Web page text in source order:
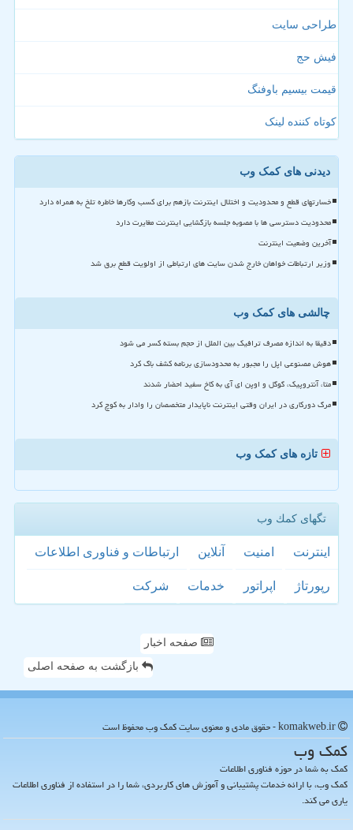
طراحی سایت
فیش حج
قیمت بیسیم باوفنگ
کوتاه کننده لینک
دیدنی های کمک وب
خسارتهای قطع و محدودیت و اختلال اینترنت بازهم برای کسب وکارها خاطره تلخ به همراه دارد
محدودیت دسترسی ها با مصوبه جلسه بازگشایی اینترنت مغایرت دارد
آخرین وضعیت اینترنت
وزیر ارتباطات خواهان خارج شدن سایت های ارتباطی از اولویت قطع برق شد
چالشی های کمک وب
دقیقا به اندازه مصرف ترافیک بین الملل از حجم بسته کسر می شود
هوش مصنوعی اپل را مجبور به محدودسازی برنامه کشف باگ کرد
متا، آنتروپیک، گوگل و اوپن ای آی به کاخ سفید احضار شدند
مرگ دورکاری در ایران وقتی اینترنت ناپایدار متخصصان را وادار به کوچ کرد
تازه های کمک وب
تگهای كمك وب
اینترنت امنیت آنلاین ارتباطات و فناوری اطلاعات
رپورتاژ اپراتور خدمات شركت
صفحه اخبار
بازگشت به صفحه اصلی
كمك وب
کمک به شما در حوزه فناوری اطلاعات
کمک وب، با ارائه خدمات پشتیبانی و آموزش های کاربردی، شما را در استفاده از فناوری اطلاعات
یاری می کند.